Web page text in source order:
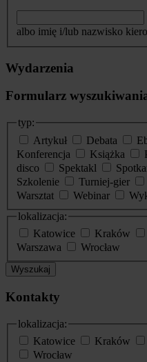
albo imię i/lub nazwisko
Wydarzenia
Formularz
typ:
Artykuł
Debata
Konferencja
Książka
disco
Spektakl
Szkolenie
Turniej-gier
Warsztat
Webinar
lokalizacja:
Katowice
Kraków
Warszawa
Wrocław
Wyszukaj
Kontakty
lokalizacja:
Katowice
Kraków
Wrocław